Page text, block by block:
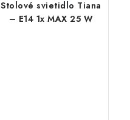
Stolové svietidlo Tiana
– E14 1x MAX 25 W